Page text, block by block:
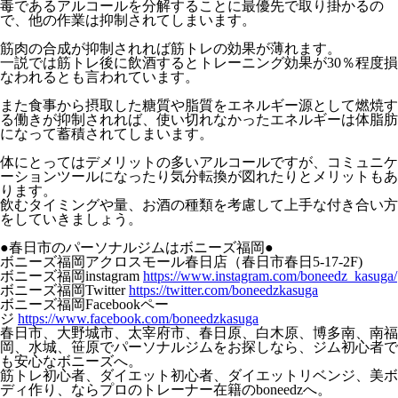
毒であるアルコールを分解することに最優先で取り掛かるの
で、他の作業は抑制されてしまいます。
筋肉の合成が抑制されれば筋トレの効果が薄れます。
一説では筋トレ後に飲酒するとトレーニング効果が30％程度損
なわれるとも言われています。
また食事から摂取した糖質や脂質をエネルギー源として燃焼す
る働きが抑制されれば、使い切れなかったエネルギーは体脂肪
になって蓄積されてしまいます。
体にとってはデメリットの多いアルコールですが、コミュニケ
ーションツールになったり気分転換が図れたりとメリットもあ
ります。
飲むタイミングや量、お酒の種類を考慮して上手な付き合い方
をしていきましょう。
●春日市のパーソナルジムはボニーズ福岡●
ボニーズ福岡アクロスモール春日店（春日市春日5-17-2F)
ボニーズ福岡instagram https://www.instagram.com/boneedz_kasuga/
ボニーズ福岡Twitterhttps://twitter.com/boneedzkasuga
ボニーズ福岡Facebookペー
ジ https://www.facebook.com/boneedzkasuga
春日市、大野城市、太宰府市、春日原、白木原、博多南、南福
岡、水城、笹原でパーソナルジムをお探しなら、ジム初心者で
も安心なボニーズへ。
筋トレ初心者、ダイエット初心者、ダイエットリベンジ、美ボ
ディ作り、ならプロのトレーナー在籍のboneedzへ。